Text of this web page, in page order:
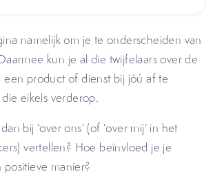
namelijk om je te onderscheiden van
kun je al die twijfelaars over de
een product of dienst bij jóú af te
eikels verderop.
bij ‘over ons’ (of ‘over mij’ in het
vertellen? Hoe beïnvloed je je
manier?